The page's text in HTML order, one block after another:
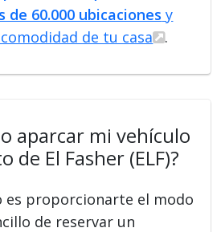
de 60.000 ubicaciones y
de tu casa
.
aparcar mi vehículo
de El Fasher (ELF)?
es proporcionarte el modo
de reservar un